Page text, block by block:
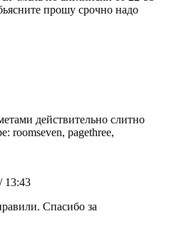
прошу срочно надо
действительно слитно
roomseven, pagethree,
13:43
Спасибо за